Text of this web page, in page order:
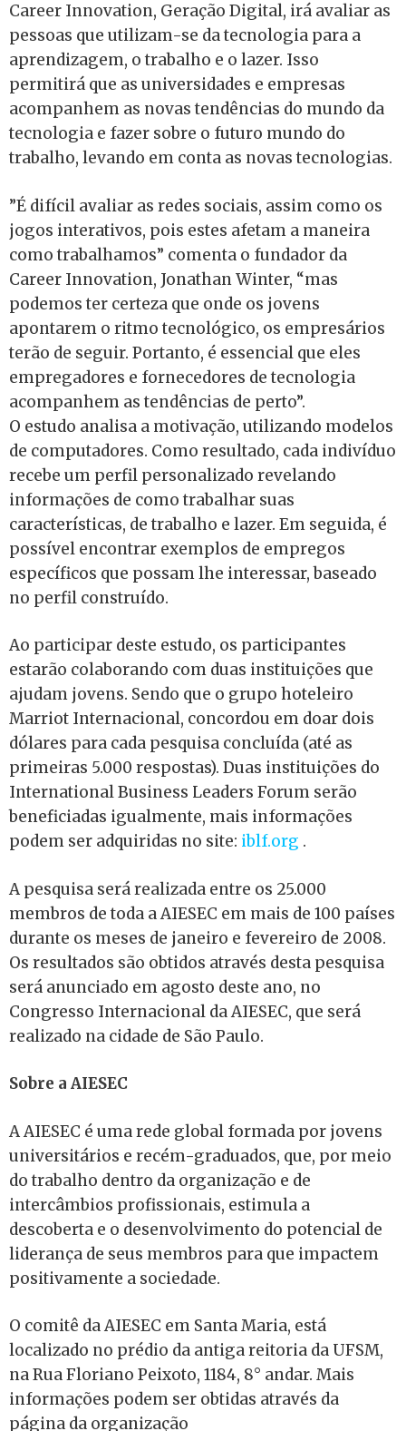
Career Innovation, Geração Digital, irá avaliar as
pessoas que utilizam-se da tecnologia para a
aprendizagem, o trabalho e o lazer. Isso
permitirá que as universidades e empresas
acompanhem as novas tendências do mundo da
tecnologia e fazer sobre o futuro mundo do
trabalho, levando em conta as novas tecnologias.
”É difícil avaliar as redes sociais, assim como os
jogos interativos, pois estes afetam a maneira
como trabalhamos” comenta o fundador da
Career Innovation, Jonathan Winter, “mas
podemos ter certeza que onde os jovens
apontarem o ritmo tecnológico, os empresários
terão de seguir. Portanto, é essencial que eles
empregadores e fornecedores de tecnologia
acompanhem as tendências de perto”.
O estudo analisa a motivação, utilizando modelos
de computadores. Como resultado, cada indivíduo
recebe um perfil personalizado revelando
informações de como trabalhar suas
características, de trabalho e lazer. Em seguida, é
possível encontrar exemplos de empregos
específicos que possam lhe interessar, baseado
no perfil construído.
Ao participar deste estudo, os participantes
estarão colaborando com duas instituições que
ajudam jovens. Sendo que o grupo hoteleiro
Marriot Internacional, concordou em doar dois
dólares para cada pesquisa concluída (até as
primeiras 5.000 respostas). Duas instituições do
International Business Leaders Forum serão
beneficiadas igualmente, mais informações
podem ser adquiridas no site: iblf.org .
A pesquisa será realizada entre os 25.000
membros de toda a AIESEC em mais de 100 países
durante os meses de janeiro e fevereiro de 2008.
Os resultados são obtidos através desta pesquisa
será anunciado em agosto deste ano, no
Congresso Internacional da AIESEC, que será
realizado na cidade de São Paulo.
Sobre a AIESEC
A AIESEC é uma rede global formada por jovens
universitários e recém-graduados, que, por meio
do trabalho dentro da organização e de
intercâmbios profissionais, estimula a
descoberta e o desenvolvimento do potencial de
liderança de seus membros para que impactem
positivamente a sociedade.
O comitê da AIESEC em Santa Maria, está
localizado no prédio da antiga reitoria da UFSM,
na Rua Floriano Peixoto, 1184, 8° andar. Mais
informações podem ser obtidas através da
página da organização